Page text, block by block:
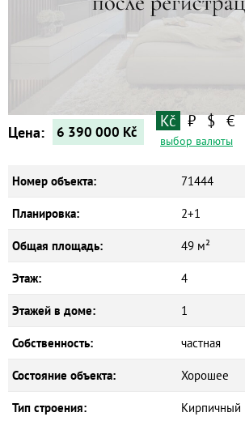
Цена: 6 390 000 Kč
Kč ₽ $ €
выбор валюты
Номер объекта: 71444
Планировка: 2+1
Общая площадь: 49 м²
Этаж: 4
Этажей в доме: 1
Собственность: частная
Состояние объекта: Хорошее
Тип строения: Кирпичный